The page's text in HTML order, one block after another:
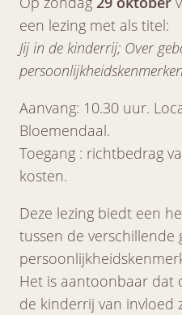
een lezing met als titel:
Jij in de kinderrij; Over
persoonlijkheidskenmerken
Aanvang: 10.30 uur.
Bloemendaal.
Toegang : richtbedrag
kosten.
Deze lezing biedt een
tussen de
Het is aantoonbaar dat
de kinderrij van